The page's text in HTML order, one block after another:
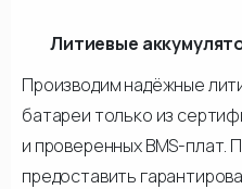
Литиевые
Производим надёжные
батареи только из
и проверенных BMS-плат.
предоставить